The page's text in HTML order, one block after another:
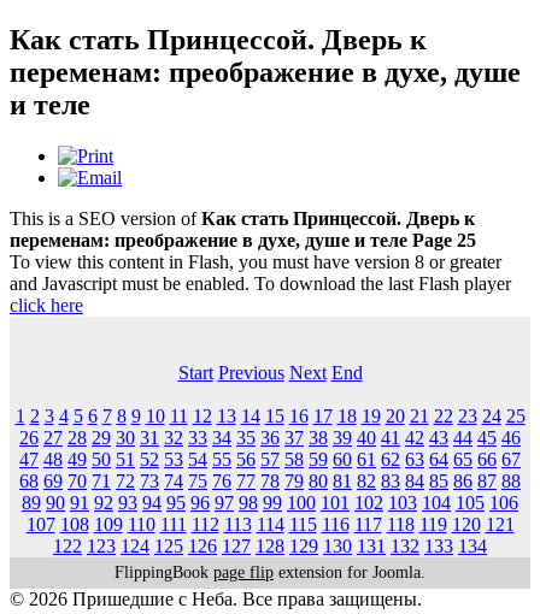
Как стать Принцессой. Дверь к
переменам: преображение в духе, душе
и теле
This is a SEO version ofКак стать Принцессой. Дверь к
переменам: преображение в духе, душе и теле Page 25
To view this content in Flash, you must have version 8 or greater
and Javascript must be enabled. To download the last Flash player
click here
Start Previous Next End
1 2 3 4 5 6 7 8 9 10 11 12 13 14 15 16 17 18 19 20 21 22 23 24 25
26 27 28 29 30 31 32 33 34 35 36 37 38 39 40 41 42 43 44 45 46
47 48 49 50 51 52 53 54 55 56 57 58 59 60 61 62 63 64 65 66 67
68 69 70 71 72 73 74 75 76 77 78 79 80 81 82 83 84 85 86 87 88
89 90 91 92 93 94 95 96 97 98 99 100 101 102 103 104 105 106
107 108 109 110 111 112 113 114 115 116 117 118 119 120 121
122 123 124 125 126 127 128 129 130 131 132 133 134
FlippingBook page flip extension for Joomla.
© 2026 Пришедшие с Неба. Все права защищены.